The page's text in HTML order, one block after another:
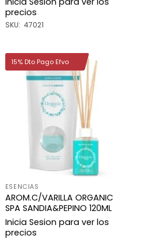
precios
SKU: 47021
ESENCIAS
AROM.C/VARILLA ORGANIC
SPA SANDIA&PEPINO 120ML
Inicia Sesion para ver los
precios
15% Dto Pago Efvo